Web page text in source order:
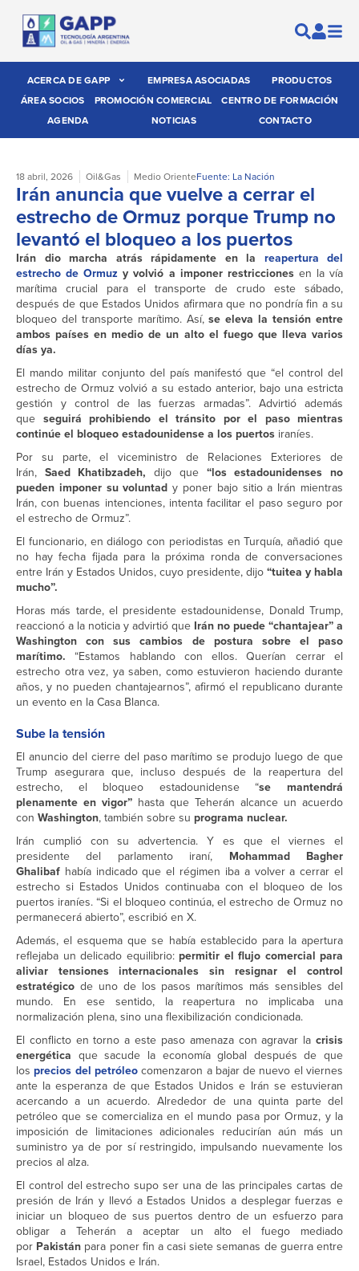
ACERCA DE GAPP EMPRESA ASOCIADAS
PRODUCTOS
ÁREA SOCIOS
PROMOCIÓN COMERCIAL
CENTRO DE FORMACIÓN
AGENDA
NOTICIAS CONTACTO
18 abril, 2026 Oil&Gas Medio OrienteFuente: La Nación
Irán anuncia que vuelve a cerrar el
estrecho de Ormuz porque Trump no
levantó el bloqueo a los puertos
Irán dio marcha atrás rápidamente en la reapertura del
estrecho de Ormuz y volvió a imponer restriccionesen la vía
marítima crucial para el transporte de crudo este sábado,
después de que Estados Unidos afirmara que no pondría fin a su
bloqueo del transporte marítimo. Así,se eleva la tensión entre
ambos países en medio de un alto el fuego que lleva varios
días ya.
El mando militar conjunto del país manifestó que “el control del
estrecho de Ormuz volvió a su estado anterior, bajo una estricta
gestión y control de las fuerzas armadas”. Advirtió además
que seguirá prohibiendo el tránsito por el paso mientras
continúe el bloqueo estadounidense a los puertos iraníes.
Por su parte, el viceministro de Relaciones Exteriores de
Irán, Saed Khatibzadeh, dijo que “los estadounidenses no
pueden imponer su voluntad y poner bajo sitio a Irán mientras
Irán, con buenas intenciones, intenta facilitar el paso seguro por
el estrecho de Ormuz”.
El funcionario, en diálogo con periodistas en Turquía, añadió que
no hay fecha fijada para la próxima ronda de conversaciones
entre Irán y Estados Unidos, cuyo presidente, dijo “tuitea y habla
mucho”.
Horas más tarde, el presidente estadounidense, Donald Trump,
reaccionó a la noticia y advirtió que Irán no puede “chantajear” a
Washington con sus cambios de postura sobre el paso
marítimo.“Estamos hablando con ellos. Querían cerrar el
estrecho otra vez, ya saben, como estuvieron haciendo durante
años, y no pueden chantajearnos”, afirmó el republicano durante
un evento en la Casa Blanca.
Sube la tensión
El anuncio del cierre del paso marítimo se produjo luego de que
Trump asegurara que, incluso después de la reapertura del
estrecho, el bloqueo estadounidense “se mantendrá
plenamente en vigor” hasta que Teherán alcance un acuerdo
con Washington, también sobre su programa nuclear.
Irán cumplió con su advertencia. Y es que el viernes el
presidente del parlamento iraní, Mohammad Bagher
Ghalibaf había indicado que el régimen iba a volver a cerrar el
estrecho si Estados Unidos continuaba con el bloqueo de los
puertos iraníes. “Si el bloqueo continúa, el estrecho de Ormuz no
permanecerá abierto”, escribió en X.
Además, el esquema que se había establecido para la apertura
reflejaba un delicado equilibrio: permitir el flujo comercial para
aliviar tensiones internacionales sin resignar el control
estratégico de uno de los pasos marítimos más sensibles del
mundo. En ese sentido, la reapertura no implicaba una
normalización plena, sino una flexibilización condicionada.
El conflicto en torno a este paso amenaza con agravar la crisis
energética que sacude la economía global después de que
losprecios del petróleo comenzaron a bajar de nuevo el viernes
ante la esperanza de que Estados Unidos e Irán se estuvieran
acercando a un acuerdo. Alrededor de una quinta parte del
petróleo que se comercializa en el mundo pasa por Ormuz, y la
imposición de limitaciones adicionales reducirían aún más un
suministro ya de por sí restringido, impulsando nuevamente los
precios al alza.
El control del estrecho supo ser una de las principales cartas de
presión de Irán y llevó a Estados Unidos a desplegar fuerzas e
iniciar un bloqueo de sus puertos dentro de un esfuerzo para
obligar a Teherán a aceptar un alto el fuego mediado
por Pakistán para poner fin a casi siete semanas de guerra entre
Israel, Estados Unidos e Irán.